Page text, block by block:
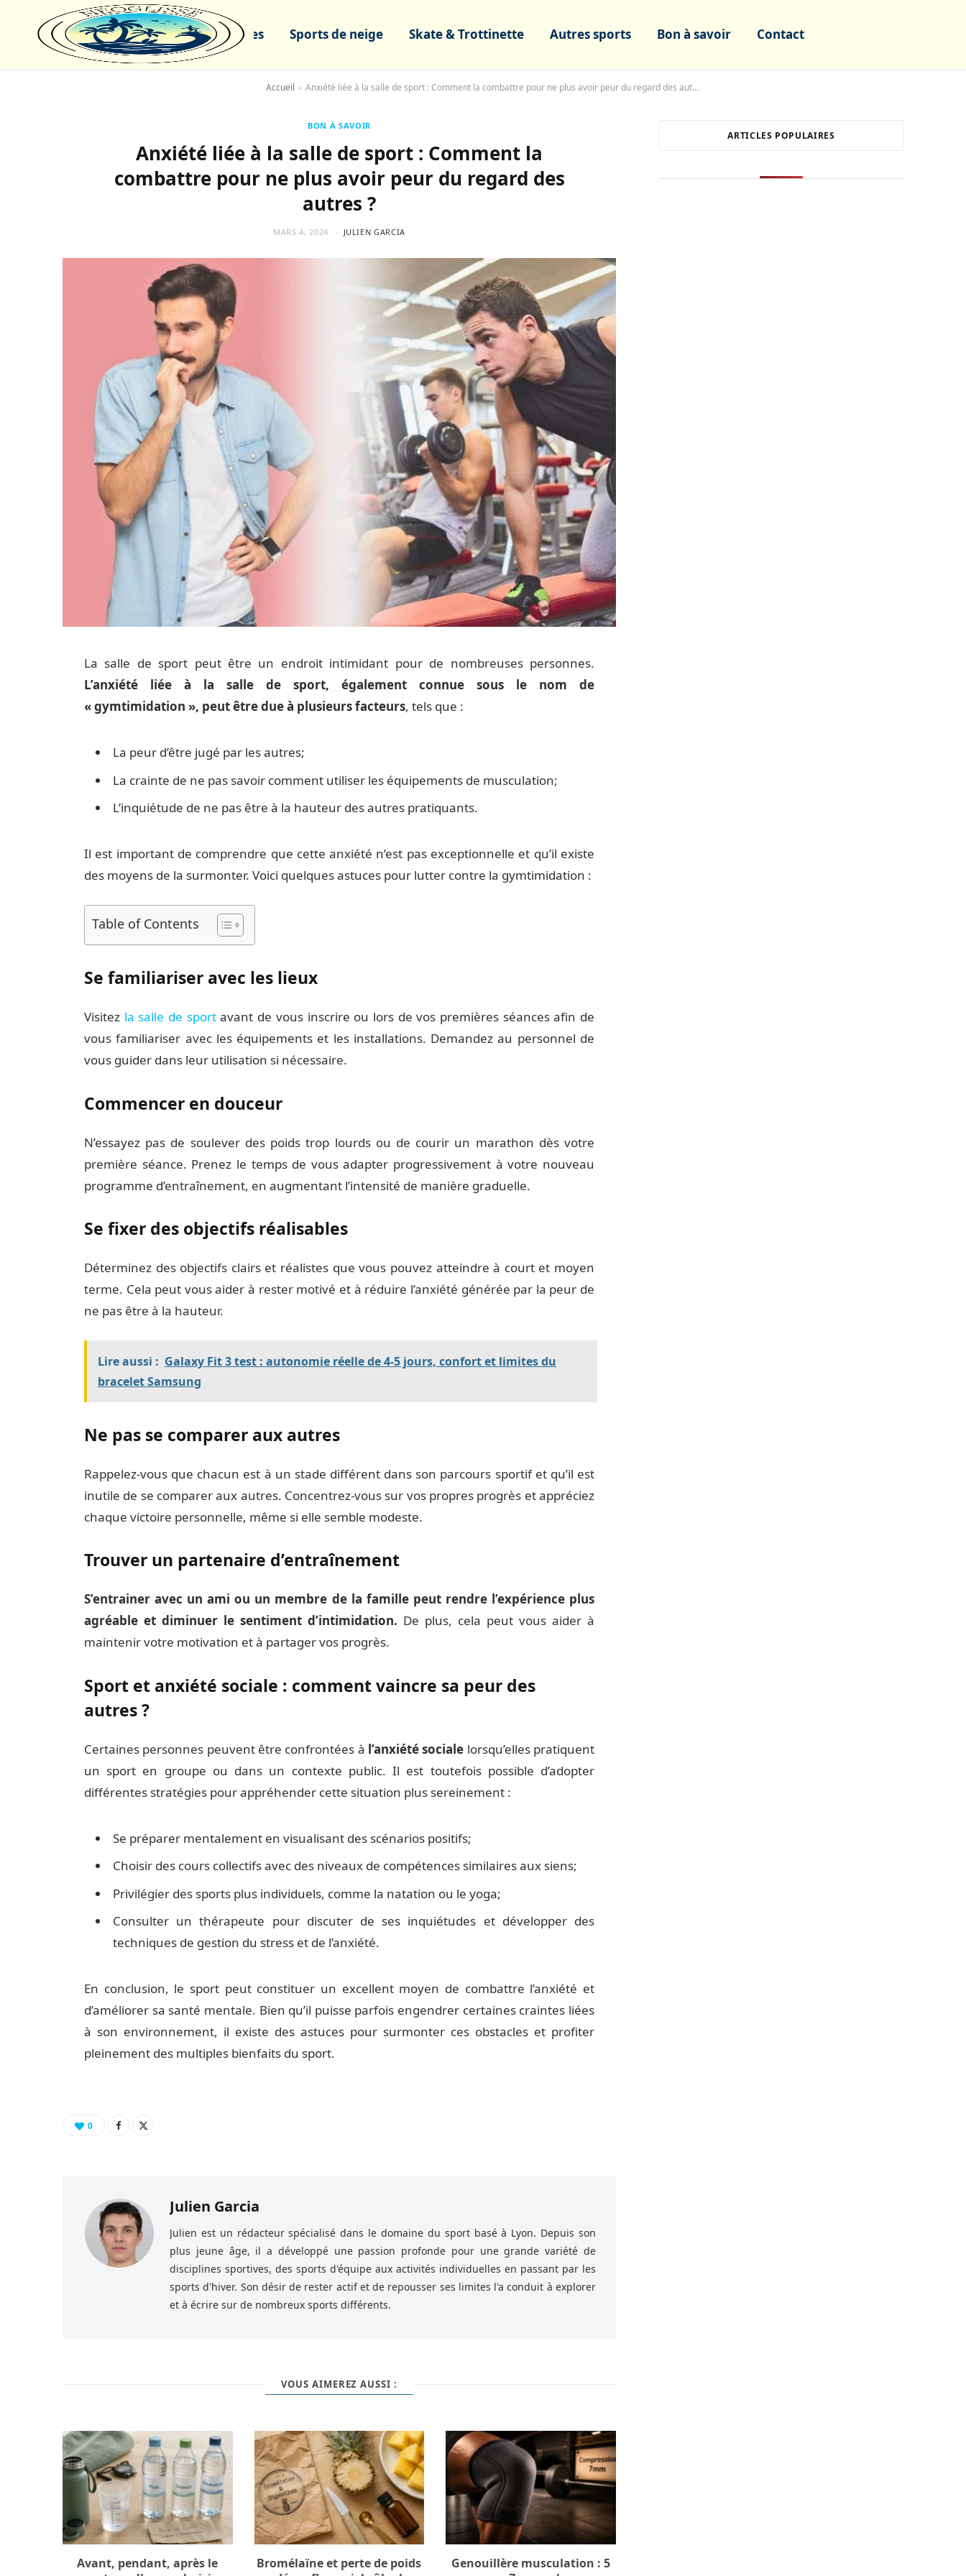
Sports nautiques Sports de neige Skate & Trottinette Autres sports Bon à savoir Contact
Accueil > Anxiété liée à la salle de sport : Comment la combattre pour ne plus avoir peur du regard des autres ?
BON À SAVOIR
Anxiété liée à la salle de sport : Comment la
combattre pour ne plus avoir peur du regard des
autres ?
MARS 4, 2024 JULIEN GARCIA
La salle de sport peut être un endroit intimidant pour de nombreuses personnes.
L’anxiété liée à la salle de sport, également connue sous le nom de
« gymtimidation », peut être due à plusieurs facteurs, tels que :
La peur d’être jugé par les autres;
La crainte de ne pas savoir comment utiliser les équipements de musculation;
L’inquiétude de ne pas être à la hauteur des autres pratiquants.
Il est important de comprendre que cette anxiété n’est pas exceptionnelle et qu’il existe
des moyens de la surmonter. Voici quelques astuces pour lutter contre la gymtimidation :
Table of Contents
Se familiariser avec les lieux
Visitez la salle de sportavant de vous inscrire ou lors de vos premières séances afin de
vous familiariser avec les équipements et les installations. Demandez au personnel de
vous guider dans leur utilisation si nécessaire.
Commencer en douceur
N’essayez pas de soulever des poids trop lourds ou de courir un marathon dès votre
première séance. Prenez le temps de vous adapter progressivement à votre nouveau
programme d’entraînement, en augmentant l’intensité de manière graduelle.
Se fixer des objectifs réalisables
Déterminez des objectifs clairs et réalistes que vous pouvez atteindre à court et moyen
terme. Cela peut vous aider à rester motivé et à réduire l’anxiété générée par la peur de
ne pas être à la hauteur.
Lire aussi : Galaxy Fit 3 test : autonomie réelle de 4-5 jours, confort et limites du
bracelet Samsung
Ne pas se comparer aux autres
Rappelez-vous que chacun est à un stade différent dans son parcours sportif et qu’il est
inutile de se comparer aux autres. Concentrez-vous sur vos propres progrès et appréciez
chaque victoire personnelle, même si elle semble modeste.
Trouver un partenaire d’entraînement
S’entrainer avec un ami ou un membre de la famille peut rendre l’expérience plus
agréable et diminuer le sentiment d’intimidation. De plus, cela peut vous aider à
maintenir votre motivation et à partager vos progrès.
Sport et anxiété sociale : comment vaincre sa peur des
autres ?
Certaines personnes peuvent être confrontées à l’anxiété sociale lorsqu’elles pratiquent
un sport en groupe ou dans un contexte public. Il est toutefois possible d’adopter
différentes stratégies pour appréhender cette situation plus sereinement :
Se préparer mentalement en visualisant des scénarios positifs;
Choisir des cours collectifs avec des niveaux de compétences similaires aux siens;
Privilégier des sports plus individuels, comme la natation ou le yoga;
Consulter un thérapeute pour discuter de ses inquiétudes et développer des
techniques de gestion du stress et de l’anxiété.
En conclusion, le sport peut constituer un excellent moyen de combattre l’anxiété et
d’améliorer sa santé mentale. Bien qu’il puisse parfois engendrer certaines craintes liées
à son environnement, il existe des astuces pour surmonter ces obstacles et profiter
pleinement des multiples bienfaits du sport.
0
Julien Garcia
Julien est un rédacteur spécialisé dans le domaine du sport basé à Lyon. Depuis son
plus jeune âge, il a développé une passion profonde pour une grande variété de
disciplines sportives, des sports d'équipe aux activités individuelles en passant par les
sports d'hiver. Son désir de rester actif et de repousser ses limites l'a conduit à explorer
et à écrire sur de nombreux sports différents.
VOUS AIMEREZ AUSSI :
Avant, pendant, après le
Bromélaïne et perte de poids
Genouillère musculation : 5
ARTICLES POPULAIRES